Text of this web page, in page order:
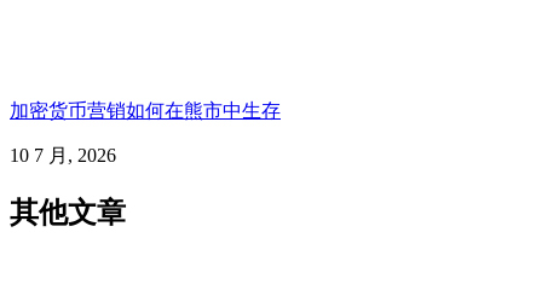
加密货币营销如何在熊市中生存
10 7 月, 2026
其他文章